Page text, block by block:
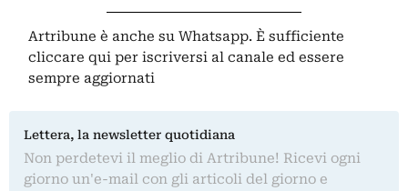
Artribune è anche su Whatsapp. È sufficiente
cliccare qui per iscriversi al canale ed essere
sempre aggiornati
Lettera, la newsletter quotidiana
Non perdetevi il meglio di Artribune! Ricevi ogni
giorno un'e-mail con gli articoli del giorno e